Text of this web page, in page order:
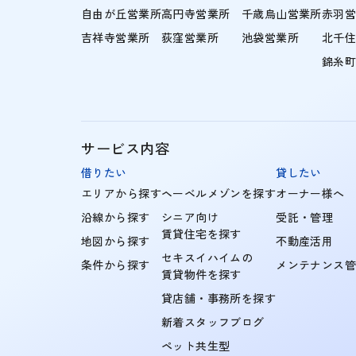
自由が丘営業所
吉祥寺営業所
高円寺営業所
荻窪営業所
千歳烏山営業所
池袋営業所
赤羽
北千
錦糸
サービス内容
借りたい
エリアから探す
沿線から探す
地図から探す
条件から探す
ヘーベルメゾンを探す
シニア向け
賃貸住宅を探す
セキスイハイムの
賃貸物件を探す
貸店舗・事務所を探す
新着スタッフブログ
ペット共生型
貸したい
オーナー様へ
受託・管理
不動産活用
メンテナンス